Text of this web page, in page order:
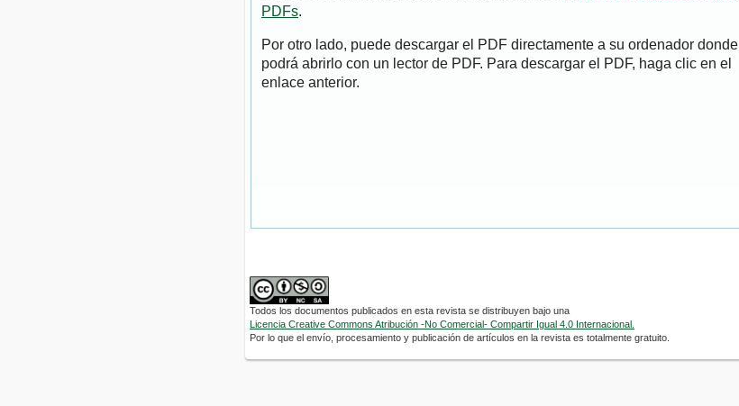
PDFs.
Por otro lado, puede descargar el PDF directamente a su ordenador donde
podrá abrirlo con un lector de PDF. Para descargar el PDF, haga clic en el
enlace anterior.
Todos los documentos publicados en esta revista se distribuyen bajo una
Licencia Creative Commons Atribución -No Comercial- Compartir Igual 4.0 Internacional.
Por lo que el envío, procesamiento y publicación de artículos en la revista es totalmente gratuito.